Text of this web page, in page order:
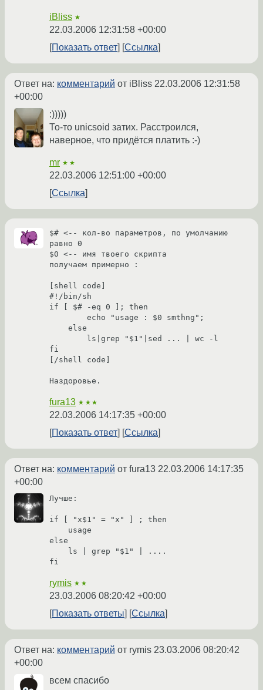
iBliss ★
22.03.2006 12:31:58 +00:00
Показать ответ
Ссылка
Ответ на: комментарий от iBliss 22.03.2006 12:31:58
+00:00
:)))))
То-то unicsoid затих. Расстроился,
наверное, что придётся платить :-)
mr ★★
22.03.2006 12:51:00 +00:00
Ссылка
$# <-- кол-во параметров, по умолчанию
равно 0
$0 <-- имя твоего скрипта
получаем примерно :
[shell code]
#!/bin/sh
if [ $# -eq 0 ]; then
fi
[/shell code]
Наздоровье.
fura13 ★★★
22.03.2006 14:17:35 +00:00
Показать ответ
Ссылка
Ответ на: комментарий от fura13 22.03.2006 14:17:35
+00:00
Лучше:
if [ "x$1" = "x" ] ; then
else
rymis ★★
23.03.2006 08:20:42 +00:00
Показать ответы
Ссылка
Ответ на: комментарий от rymis 23.03.2006 08:20:42
+00:00
всем спасибо